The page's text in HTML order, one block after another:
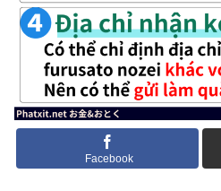
Facebook